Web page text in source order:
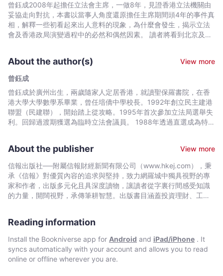
Bookniverse
曾鈺成2008年起擔任立法會主席，一做8年，見證香港立法機關由
妥協走向對抗，本書以當事人角度還原擔任主席期間頭4年的事件真
相，解釋一些初看起來出人意料的現象，為什麼會發生，揭示立法
會及香港政局演變過程中的必然和偶然因素。 讀者將看到北京及香
場。 本書詳細記述了香港政界與北京互動,立法會黨派衝突,政改起
錨,五區總辭,唐梁特首選戰等牽動及改變香港發展軌跡等事件。 本
書以具體事例闡明《議事規則》,議會慣例和有關法例的應用，讓讀
者加深了解立法會運作模式和議事程序。
About the author(s)
View more
曾鈺成
曾鈺成於廣州出生，兩歲隨家人定居香港，就讀聖保羅書院，在香
港大學大學數學系畢業，曾任堷僑中學校長。1992年創立民主建港
聯盟（民建聯），開始踏上從攻略。1995年首次參加立法局選舉失
利。回歸過渡期獲選為臨時立法會議員。 1988年透過直選成為特區
報》、《am730》及《香港仔》撰寫專欄和回憶錄。
About the publisher
View more
信報出版社──附屬信報財經新聞有限公司（www.hkej.com），秉
承《信報》對優質內容的追求與堅持，致力網羅城中獨具視野的專
家和作者，出版多元化且具深度讀物，讓讀者從字裏行間感受知識
的力量，開闊視野，承傳筆耕智慧。出版書目涵蓋投資理財、工商
Reading information
Install the Bookniverse app for Android and iPad/iPhone . It
syncs automatically with your account and allows you to read
online or offline wherever you are.